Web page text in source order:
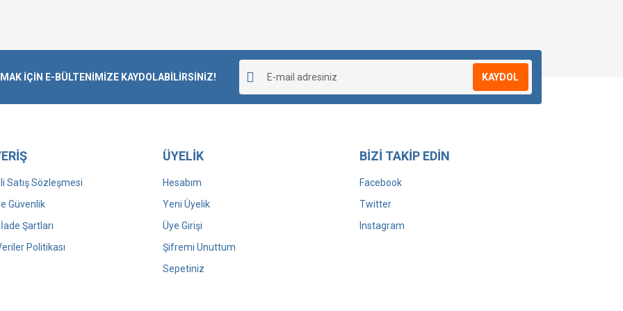
İÇİN E-BÜLTENİMİZE KAYDOLABİLİRSİNİZ! KAYDOL
Satış Sözleşmesi
Güvenlik
Şartları
Politikası
ÜYELİK
Hesabım
Yeni Üyelik
Üye Girişi
Şifremi Unuttum
Sepetiniz
BİZİ TAKİP EDİN
Facebook
Twitter
Instagram